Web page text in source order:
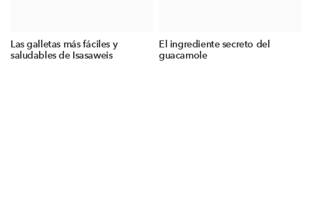
Las galletas más fáciles y
saludables de Isasaweis
El ingrediente secreto del
guacamole